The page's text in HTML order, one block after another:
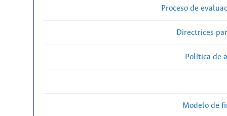
Proceso de
Directrices
Política de
Modelo de